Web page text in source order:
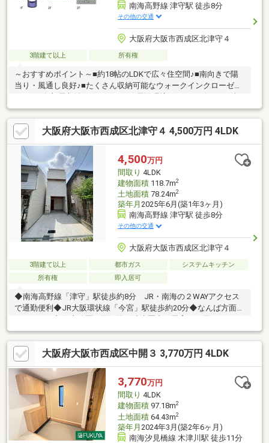
南海高野線 津守駅 徒歩8分
その他の交通
大阪府大阪市西成区北津守４
3階建て以上 所有権
～おすすめポイント～■約18帖のLDKで広々住空間♪■南向きで陽
当り・風通し良好♪■たくさん収納可能なウォークインクローゼッ
歩約10分・スーパーまで徒歩約11分・郵便局まで徒歩約8分・公
園まで徒歩約12分大阪市立北津守小学校まで徒歩約7分とお子様
の通いやすい距離♪公園も近く、子育て世代の方にもおすすめ！そ
の他、周辺には生活に便利な施設が充実！ぜひ、一度ご覧になっ
てみませんか♪住宅ローンや資金計画などお気軽にご相談くださ
い！お気軽にお問合せください！
大阪府大阪市西成区北津守４ 4,500万円 4LDK
4,500万円
間取り 4LDK
建物面積118.7m2
土地面積78.24m2
築年月 2025年6月(築1年3ヶ月)
南海高野線 津守駅 徒歩8分
その他の交通
大阪府大阪市西成区北津守４
3階建て以上 都市ガス
システムキッチン
所有権
即入居可
◆南海高野線「津守」駅徒歩約8分 JR・南海の２WAYアクセス
で通勤便利◆JR大阪環状線「今宮」駅徒歩約20分◆なんば方面へ
ア◆収納たっぷり・車庫付き部屋数の多い4LDK■盆休み期間も休
まず営業致します！ 内覧希望のお客様は当資料請求または、お
電話にて事前に内覧予約をお願いします。 ＊ご希望のお客様へ
は内覧時の送迎も致します。 ■お問い合わせは 株式会
社 賃貸のギャラント 宗右衛門町支店 ０６-６２１１‐２７２
７ ０９０－９７７７ー２５５５ 担当：小山（コヤマ）まで。
＊ご希望のお客様への送迎も致します。
大阪府大阪市西成区中開３ 3,770万円 4LDK
3,770万円
間取り 4LDK
建物面積97.18m2
土地面積64.43m2
築年月 2024年3月(築2年6ヶ月)
南海汐見橋線 木津川駅 徒歩11分